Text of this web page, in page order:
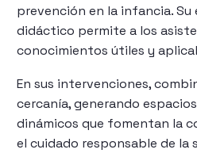
prevención en la infancia.
didáctico permite a los
conocimientos útiles y
En sus intervenciones,
cercanía, generando
dinámicos que fomentan la
el cuidado responsable de la